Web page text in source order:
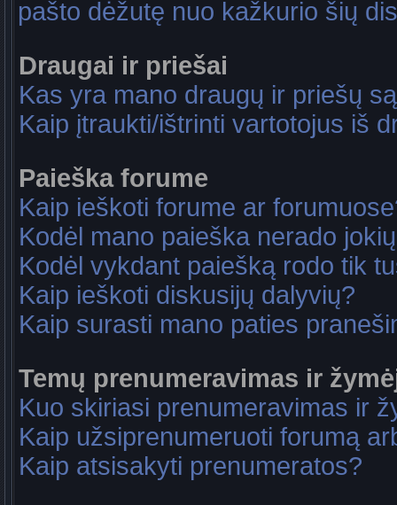
pašto dėžutę nuo kažkurio šių
Draugai ir priešai
Kas yra mano draugų ir priešų
Kaip įtraukti/ištrinti vartotojus iš
Paieška forume
Kaip ieškoti forume ar
Kodėl mano paieška nerado
Kodėl vykdant paiešką rodo tik
Kaip ieškoti diskusijų dalyvių?
Kaip surasti mano paties
Temų prenumeravimas ir
Kuo skiriasi prenumeravimas ir
Kaip užsiprenumeruoti forumą
Kaip atsisakyti prenumeratos?